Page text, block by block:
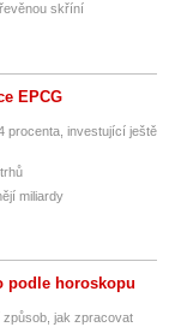
skříní
EPCG
procenta, investující ještě
miliardy
podle horoskopu
způsob, jak zpracovat